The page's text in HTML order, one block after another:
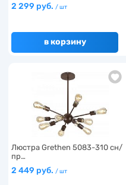
2 299 руб. / шт
в корзину
Люстра Grethen 5083-310 сн/
пр…
2 449 руб. / шт